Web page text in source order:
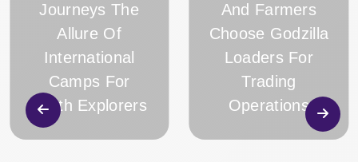
Journeys The
Allure Of
International
Camps For
Youth Explorers
And Farmers
Choose Godzilla
Loaders For
Trading
Operations